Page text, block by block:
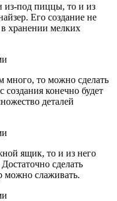
из-под пиццы, то и из
Его создание не
хранении мелких
много, то можно сделать
конечно будет
деталей
ящик, то и из него
сделать
можно слаживать.